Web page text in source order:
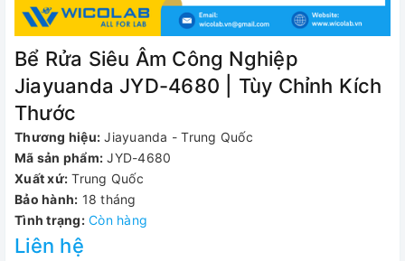
Bể Rửa Siêu Âm Công Nghiệp
Jiayuanda JYD-4680 | Tùy Chỉnh Kích
Thước
Thương hiệu: Jiayuanda - Trung Quốc
Mã sản phẩm: JYD-4680
Xuất xứ: Trung Quốc
Bảo hành: 18 tháng
Tình trạng: Còn hàng
Liên hệ